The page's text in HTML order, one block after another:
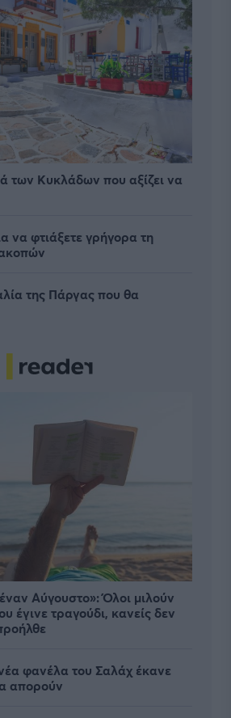
των Κυκλάδων που αξίζει να
να φτιάξετε γρήγορα τη
της Πάργας που θα
Αύγουστο»: Όλοι μιλούν
έγινε τραγούδι, κανείς δεν
φανέλα του Σαλάχ έκανε
απορούν